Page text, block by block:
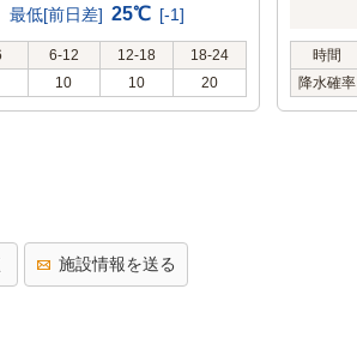
最低[前日差] 25℃ [-1]
6-12 12-18
18-24
10 10 20
時間
降水確率
施設情報を送る